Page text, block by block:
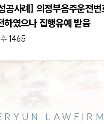
공사례] 의정부음주운전
하였으나 집행유예 받음
1465
LAWFIRM